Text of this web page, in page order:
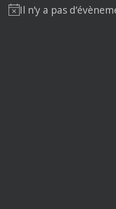
Notice
Il n’y a pas